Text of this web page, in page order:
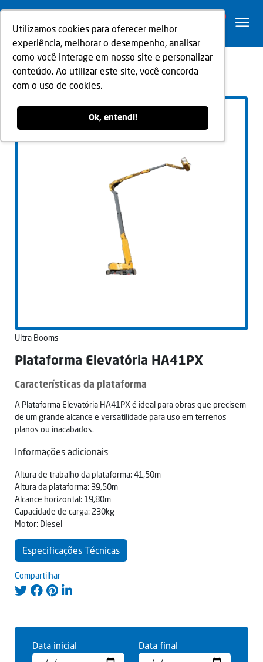
Utilizamos cookies para oferecer melhor
experiência, melhorar o desempenho, analisar
como você interage em nosso site e personalizar
conteúdo. Ao utilizar este site, você concorda
com o uso de cookies.
Ok, entendi!
Voltar
Ultra Booms
Plataforma Elevatória HA41PX
Características da plataforma
A Plataforma Elevatória HA41PX é ideal para obras que precisem
de um grande alcance e versatilidade para uso em terrenos
planos ou inacabados.
Informações adicionais
Altura de trabalho da plataforma: 41,50m
Altura da plataforma: 39,50m
Alcance horizontal: 19,80m
Capacidade de carga: 230kg
Motor: Diesel
Especificações Técnicas
Compartilhar
Data inicial Data final